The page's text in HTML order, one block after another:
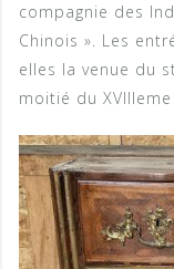
compagnie des
Chinois ». Les
elles la venue du
moitié du